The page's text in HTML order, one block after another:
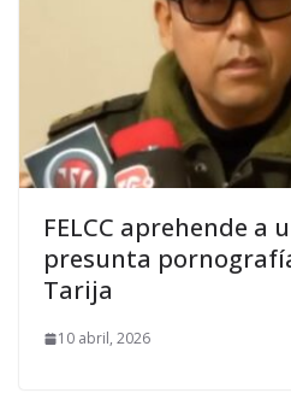
FELCC aprehende a
presunta
Tarija
10 abril, 2026